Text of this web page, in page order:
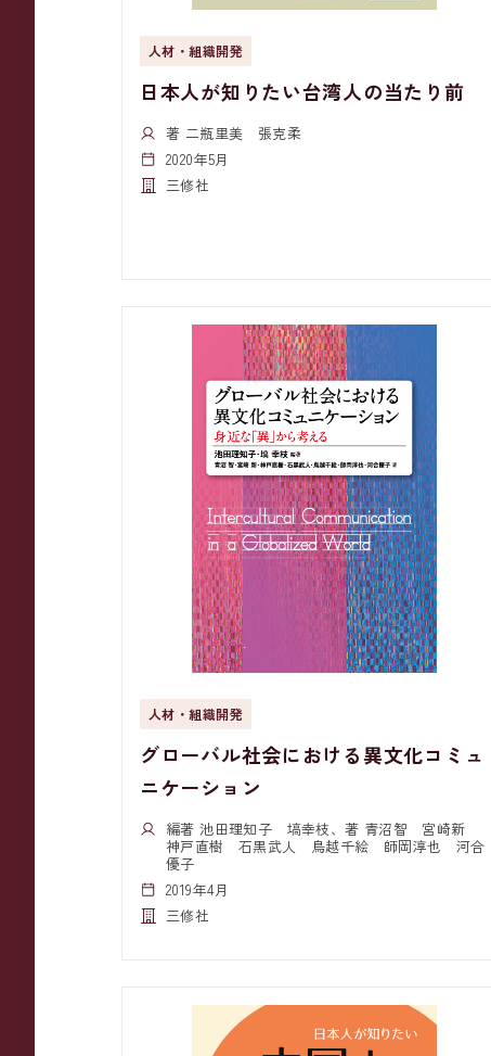
人材・組織開発
日本人が知りたい台湾人の当たり前
著 二瓶里美 張克柔
2020年5月
三修社
人材・組織開発
グローバル社会における異文化コミュ
ニケーション
編著 池田理知子 塙幸枝、著 青沼智 宮崎新
神戸直樹 石黒武人 鳥越千絵 師岡淳也 河合
優子
2019年4月
三修社